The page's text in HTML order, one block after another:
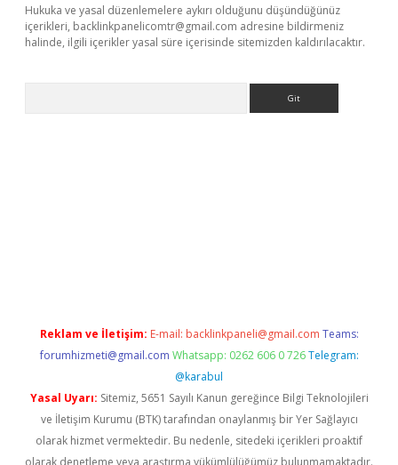
Hukuka ve yasal düzenlemelere aykırı olduğunu düşündüğünüz
içerikleri, backlinkpanelicomtr@gmail.com adresine bildirmeniz
halinde, ilgili içerikler yasal süre içerisinde sitemizden kaldırılacaktır.
Reklam ve İletişim: E-mail: backlinkpaneli@gmail.com Teams:
forumhizmeti@gmail.com Whatsapp: 0262 606 0 726 Telegram:
@karabul
Yasal Uyarı: Sitemiz, 5651 Sayılı Kanun gereğince Bilgi Teknolojileri
ve İletişim Kurumu (BTK) tarafından onaylanmış bir Yer Sağlayıcı
olarak hizmet vermektedir. Bu nedenle, sitedeki içerikleri proaktif
olarak denetleme veya araştırma yükümlülüğümüz bulunmamaktadır.